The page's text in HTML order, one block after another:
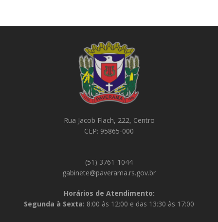
Rua Jacob Flach, 222, Centro
CEP: 95865-000
(51) 3761-1044
gabinete@paverama.rs.gov.br
Horários de Atendimento:
Segunda à Sexta: 8:00 às 12:00 e das 13:30 às 17:00